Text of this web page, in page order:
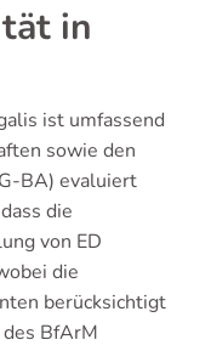
in
ist umfassend
sowie den
BA) evaluiert
die
von ED
die
berücksichtigt
BfArM